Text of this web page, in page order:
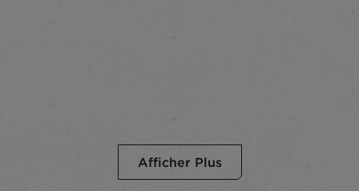
Afficher Plus